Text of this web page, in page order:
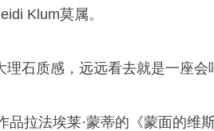
Klum莫属。
石质感，远远看去就是一座会
拉法埃莱·蒙蒂的《蒙面的维斯